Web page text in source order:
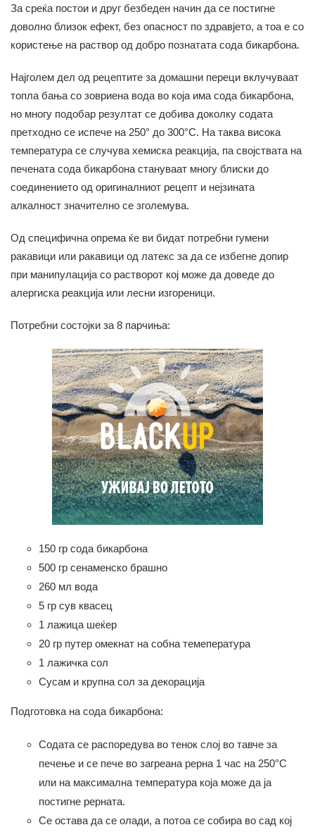
За среќа постои и друг безбеден начин да се постигне
доволно близок ефект, без опасност по здравјето, а тоа е со
користење на раствор од добро познатата сода бикарбона.
Најголем дел од рецептите за домашни переци вклучуваат
топла бања со зовриена вода во која има сода бикарбона,
но многу подобар резултат се добива доколку содата
претходно се испече на 250° до 300°C. На таква висока
температура се случува хемиска реакција, па својствата на
печената сода бикарбона стануваат многу блиски до
соединението од оригиналниот рецепт и нејзината
алкалност значително се зголемува.
Од специфична опрема ќе ви бидат потребни гумени
ракавици или ракавици од латекс за да се избегне допир
при манипулација со растворот кој може да доведе до
алергиска реакција или лесни изгореници.
Потребни состојки за 8 парчиња:
150 гр сода бикарбона
500 гр сенаменско брашно
260 мл вода
5 гр сув квасец
1 лажица шеќер
20 гр путер омекнат на собна темепература
1 лажичка сол
Сусам и крупна сол за декорација
Подготовка на сода бикарбона:
Содата се распоредува во тенок слој во тавче за
печење и се пече во загреана рерна 1 час на 250°C
или на максимална температура која може да ја
постигне рерната.
Се остава да се олади, а потоа се собира во сад кој